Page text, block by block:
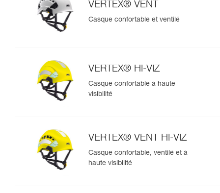
VERTEX® VENT
Casque confortable et ventilé
VERTEX® HI-VIZ
Casque confortable à haute
visibilité
VERTEX® VENT HI-VIZ
Casque confortable, ventilé et à
haute visibilité